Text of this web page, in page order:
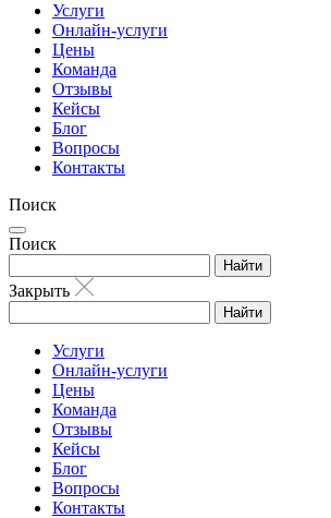
Услуги
Онлайн-услуги
Цены
Команда
Отзывы
Кейсы
Блог
Вопросы
Контакты
Поиск
Поиск
Найти
Закрыть
Найти
Услуги
Онлайн-услуги
Цены
Команда
Отзывы
Кейсы
Блог
Вопросы
Контакты